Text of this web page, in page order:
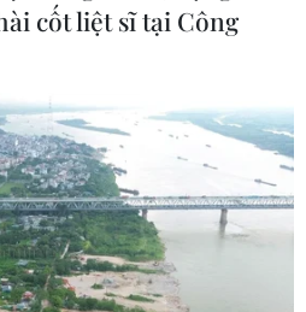
súng hàng loạt tại Mỹ
tại Mỹ đã xảy ra 102 vụ
cốt liệt sĩ tại Công